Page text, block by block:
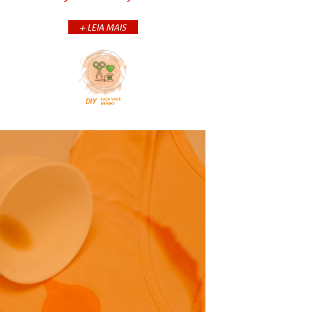
+ LEIA MAIS
+CONTINUA
COMPARTILHE:
Como tingir tecido com café